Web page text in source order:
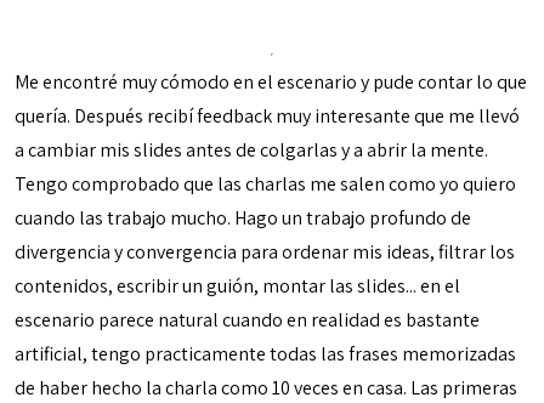
Me encontré muy cómodo en el escenario y pude contar lo que
quería. Después recibí feedback muy interesante que me llevó
a cambiar mis slides antes de colgarlas y a abrir la mente.
Tengo comprobado que las charlas me salen como yo quiero
cuando las trabajo mucho. Hago un trabajo profundo de
divergencia y convergencia para ordenar mis ideas, filtrar los
contenidos, escribir un guión, montar las slides... en el
escenario parece natural cuando en realidad es bastante
artificial, tengo practicamente todas las frases memorizadas
de haber hecho la charla como 10 veces en casa. Las primeras